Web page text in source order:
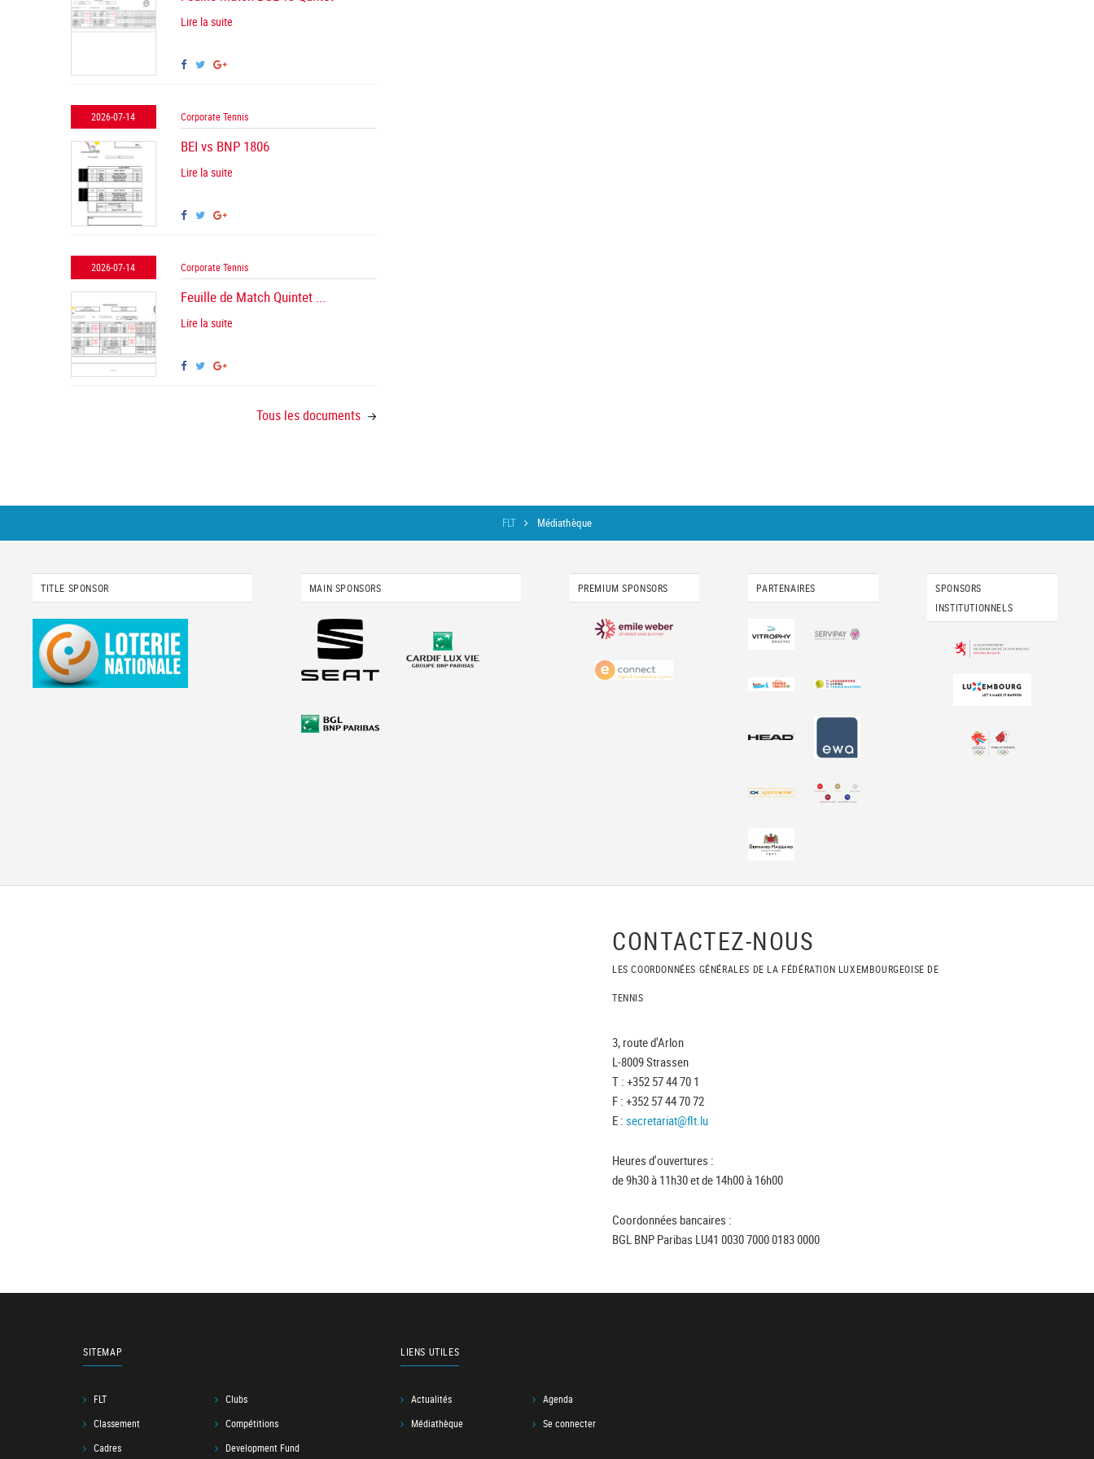
Lire la suite
2026-07-14 Corporate Tennis
BEI vs BNP 1806
Lire la suite
2026-07-14 Corporate Tennis
Feuille de Match Quintet ...
Lire la suite
Tous les documents
FLT Médiathèque
TITLE SPONSOR MAIN SPONSORS PREMIUM SPONSORS PARTENAIRES
SPONSORS
INSTITUTIONNELS
CONTACTEZ-NOUS
LES COORDONNÉES GÉNÉRALES DE LA FÉDÉRATION LUXEMBOURGEOISE DE
TENNIS
3, route d'Arlon
L-8009 Strassen
T : +352 57 44 70 1
F : +352 57 44 70 72
E : secretariat@flt.lu
Heures d'ouvertures :
de 9h30 à 11h30 et de 14h00 à 16h00
Coordonnées bancaires :
BGL BNP Paribas LU41 0030 7000 0183 0000
SITEMAP
FLT
Clubs
Classement
Compétitions
Cadres
Development Fund
LIENS UTILES
Actualités
Agenda
Médiathèque
Se connecter